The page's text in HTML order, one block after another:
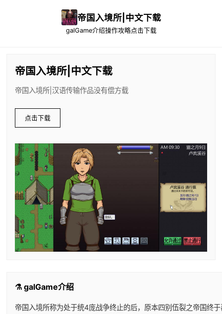
帝国入境所|中文下载
galGame介绍操作攻略点击下载
帝国入境所|中文下载
帝国入境所|汉语传输作品没有偿方载
点击下载
⚗️ galGame介绍
帝国入境所称为处于统4庞战争终止的后，原本四别伍裂之帝国终